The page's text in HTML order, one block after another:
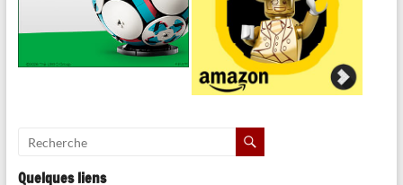
Quelques liens